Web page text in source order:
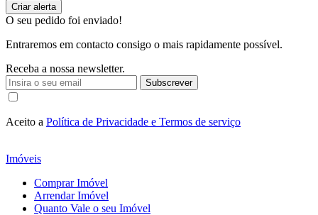
O seu pedido foi enviado!
Entraremos em contacto consigo o mais rapidamente possível.
Receba a nossa newsletter.
Subscrever
Aceito a Política de Privacidade e Termos de serviço
Imóveis
Comprar Imóvel
Arrendar Imóvel
Quanto Vale o seu Imóvel